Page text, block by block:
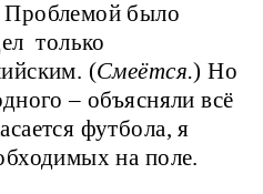
было
только
(Смеётся.) Но
– объясняли всё
футбола, я
на поле.